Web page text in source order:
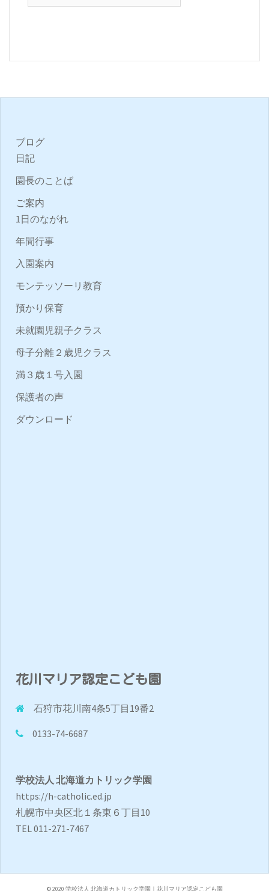
ブログ
日記
園長のことば
ご案内
1日のながれ
年間行事
入園案内
モンテッソーリ教育
預かり保育
未就園児親子クラス
母子分離２歳児クラス
満３歳１号入園
保護者の声
ダウンロード
花川マリア認定こども園
石狩市花川南4条5丁目19番2
0133-74-6687
学校法人 北海道カトリック学園
https://h-catholic.ed.jp
札幌市中央区北１条東６丁目10
TEL 011-271-7467
© 2020 学校法人 北海道カトリック学園｜花川マリア認定こども園